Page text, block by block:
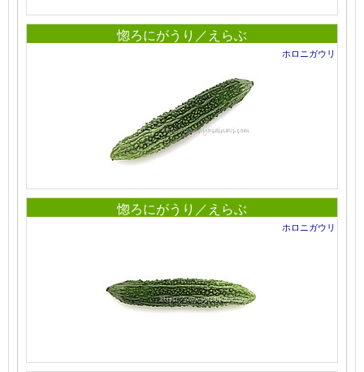
惚ろにがうり／えらぶ
ホロニガウリ
惚ろにがうり／えらぶ
ホロニガウリ